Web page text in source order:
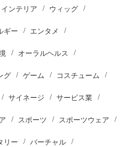
インテリア ウィッグ
ギー エンタメ
オーラルヘルス
グ ゲーム コスチューム
サイネージ サービス業
スポーツ スポーツウェア
リー バーチャル